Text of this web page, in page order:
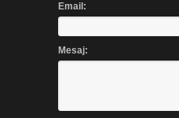
Email:
Mesaj: